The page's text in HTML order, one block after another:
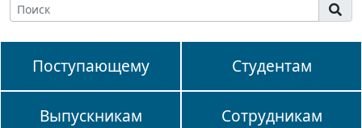
Поступающему Студентам
Выпускникам Сотрудникам